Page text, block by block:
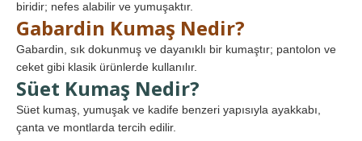
biridir; nefes alabilir ve yumuşaktır.
Gabardin Kumaş Nedir?
Gabardin, sık dokunmuş ve dayanıklı bir kumaştır; pantolon ve
ceket gibi klasik ürünlerde kullanılır.
Süet Kumaş Nedir?
Süet kumaş, yumuşak ve kadife benzeri yapısıyla ayakkabı,
çanta ve montlarda tercih edilir.